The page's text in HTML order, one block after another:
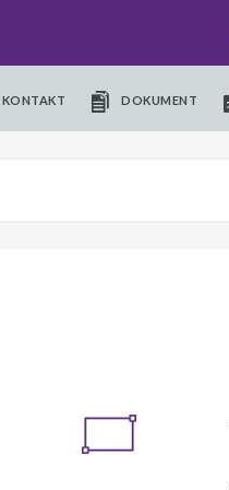
KONTAKT DOKUMENT